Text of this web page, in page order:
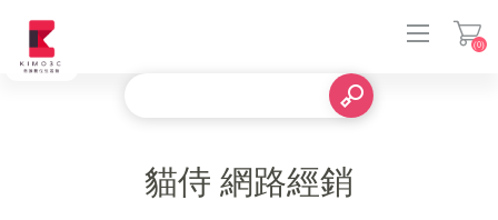
(0)
貓侍 網路經銷